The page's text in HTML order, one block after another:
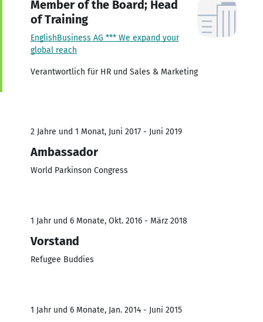
Member of the Board; Head
of Training
EnglishBusiness AG *** We expand your
global reach
Verantwortlich für HR und Sales & Marketing
2 Jahre und 1 Monat, Juni 2017 - Juni 2019
Ambassador
World Parkinson Congress
1 Jahr und 6 Monate, Okt. 2016 - März 2018
Vorstand
Refugee Buddies
1 Jahr und 6 Monate, Jan. 2014 - Juni 2015